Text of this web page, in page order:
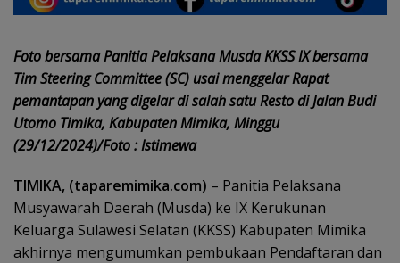
Foto bersama Panitia Pelaksana Musda KKSS IX bersama
Tim Steering Committee (SC) usai menggelar Rapat
pemantapan yang digelar di salah satu Resto di Jalan Budi
Utomo Timika, Kabupaten Mimika, Minggu
(29/12/2024)/Foto : Istimewa
TIMIKA, (taparemimika.com) – Panitia Pelaksana
Musyawarah Daerah (Musda) ke IX Kerukunan
Keluarga Sulawesi Selatan (KKSS) Kabupaten Mimika
akhirnya mengumumkan pembukaan Pendaftaran dan